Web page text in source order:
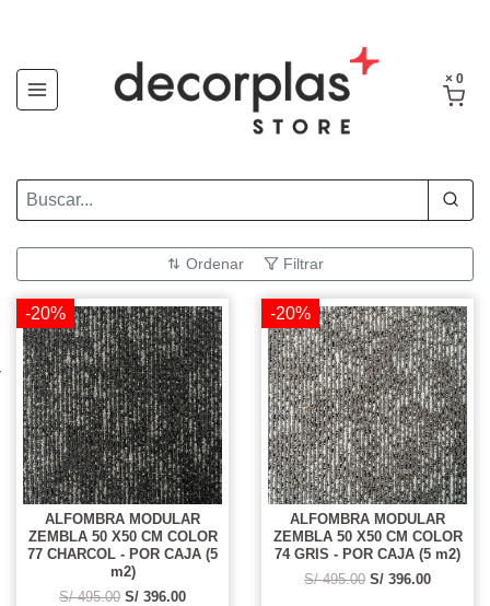
× 0
Ordenar Filtrar
-20%
ALFOMBRA MODULAR
ZEMBLA 50 X50 CM COLOR
77 CHARCOL - POR CAJA (5
m2)
S/ 495.00 S/ 396.00
-20%
ALFOMBRA MODULAR
ZEMBLA 50 X50 CM COLOR
74 GRIS - POR CAJA (5 m2)
S/ 495.00 S/ 396.00